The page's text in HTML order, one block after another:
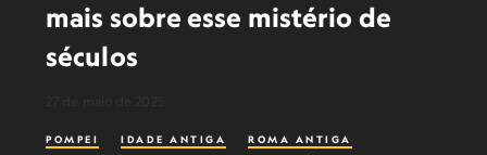
mais sobre esse mistério de
séculos
POMPEI IDADE ANTIGA
ROMA ANTIGA